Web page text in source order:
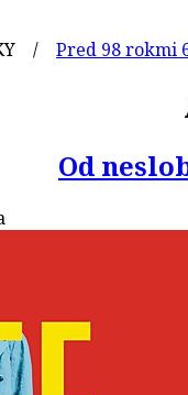
98 rokmi 6.
Od